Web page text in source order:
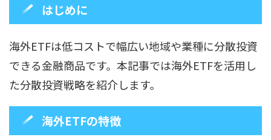
はじめに
海外ETFは低コストで幅広い地域や業種に分散投資
できる金融商品です。本記事では海外ETFを活用し
た分散投資戦略を紹介します。
海外ETFの特徴